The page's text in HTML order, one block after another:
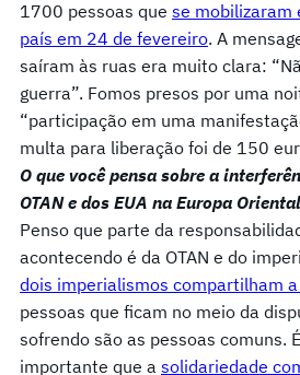
1700 pessoas que se mobilizaram
país em 24 de fevereiro. A
saíram às ruas era muito clara:
guerra”. Fomos presos por uma
“participação em uma
multa para liberação foi de 150
O que você pensa sobre a
OTAN e dos EUA na Europa
Penso que parte da
acontecendo é da OTAN e do
dois imperialismos compartilham
pessoas que ficam no meio da
sofrendo são as pessoas comuns.
importante que a solidariedade